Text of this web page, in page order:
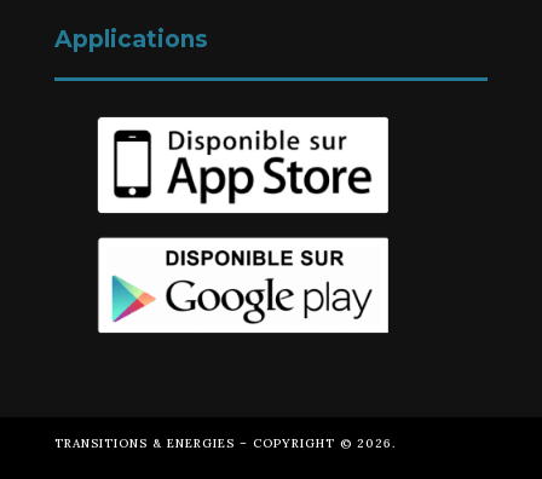
Applications
TRANSITIONS & ENERGIES – COPYRIGHT © 2026.